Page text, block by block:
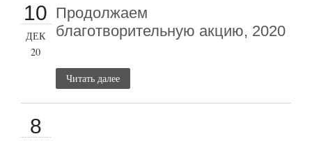
10
ДЕК
20
Продолжаем
благотворительную акцию, 2020
Читать далее
8